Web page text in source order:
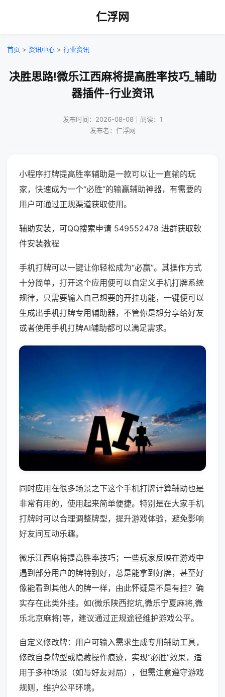
仁浮网
首页 > 资讯中心 > 行业资讯
决胜思路!微乐江西麻将提高胜率技巧_辅助
器插件-行业资讯
发布时间：2026-08-08｜阅读：1
发布者：仁浮网
小程序打牌提高胜率辅助是一款可以让一直输的玩
家，快速成为一个“必胜”的输赢辅助神器，有需要的
用户可通过正规渠道获取使用。
辅助安装，可QQ搜索申请 549552478 进群获取软
件安装教程
手机打牌可以一键让你轻松成为“必赢”。其操作方式
十分简单，打开这个应用便可以自定义手机打牌系统
规律，只需要输入自己想要的开挂功能，一键便可以
生成出手机打牌专用辅助器，不管你是想分享给好友
或者使用手机打牌AI辅助都可以满足需求。
同时应用在很多场景之下这个手机打牌计算辅助也是
非常有用的，使用起来简单便捷。特别是在大家手机
打牌时可以合理调整牌型，提升游戏体验，避免影响
好友间互动乐趣。
微乐江西麻将提高胜率技巧；一些玩家反映在游戏中
遇到部分用户的牌特别好，总是能拿到好牌，甚至好
像能看到其他人的牌一样，由此怀疑是不是有挂？确
实存在此类外挂。如(微乐陕西挖坑,微乐宁夏麻将,微
乐北京麻将)等，建议通过正规途径维护游戏公平。
自定义修改牌：用户可输入需求生成专用辅助工具，
修改自身牌型或隐藏操作痕迹，实现“必胜”效果，适
用于多种场景（如与好友对局），但需注意遵守游戏
规则，维护公平环境。